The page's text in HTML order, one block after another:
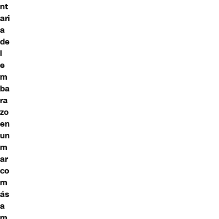
nt
ari
a
de
l
e
m
ba
ra
zo
en
un
m
ar
co
m
ás
a